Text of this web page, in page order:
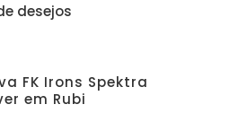
desejos
FK Irons Spektra
em Rubi